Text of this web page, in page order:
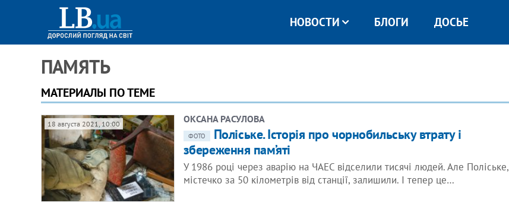
НОВОСТИ БЛОГИ ДОСЬЕ
ПАМЯТЬ
МАТЕРИАЛЫ ПО ТЕМЕ
18 августа 2021, 10:00 ОКСАНА РАСУЛОВА
ФОТО
Поліське. Історія про чорнобильську втрату і
збереження пам’яті
У 1986 році через аварію на ЧАЕС відселили тисячі людей. Але Поліське,
містечко за 50 кілометрів від станції, залишили. І тепер це…